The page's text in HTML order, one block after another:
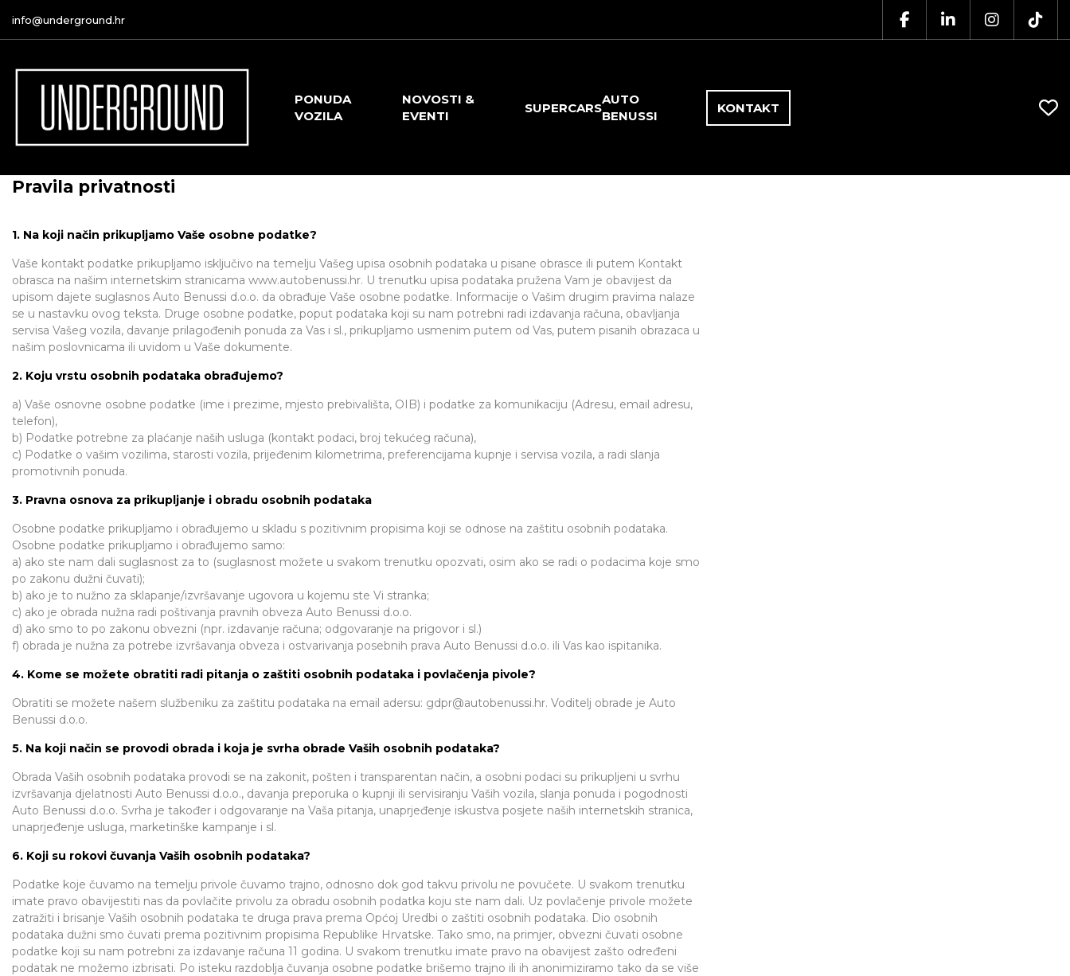
info@underground.hr
PONUDA
VOZILA
NOVOSTI &
EVENTI
SUPERCARS
AUTO
BENUSSI
KONTAKT
Pravila privatnosti
1. Na koji način prikupljamo Vaše osobne podatke?
Vaše kontakt podatke prikupljamo isključivo na temelju Vašeg upisa osobnih podataka u pisane obrasce ili putem Kontakt
obrasca na našim internetskim stranicama www.autobenussi.hr. U trenutku upisa podataka pružena Vam je obavijest da
upisom dajete suglasnos Auto Benussi d.o.o. da obrađuje Vaše osobne podatke. Informacije o Vašim drugim pravima nalaze
se u nastavku ovog teksta. Druge osobne podatke, poput podataka koji su nam potrebni radi izdavanja računa, obavljanja
servisa Vašeg vozila, davanje prilagođenih ponuda za Vas i sl., prikupljamo usmenim putem od Vas, putem pisanih obrazaca u
našim poslovnicama ili uvidom u Vaše dokumente.
2. Koju vrstu osobnih podataka obrađujemo?
a) Vaše osnovne osobne podatke (ime i prezime, mjesto prebivališta, OIB) i podatke za komunikaciju (Adresu, email adresu,
telefon),
b) Podatke potrebne za plaćanje naših usluga (kontakt podaci, broj tekućeg računa),
c) Podatke o vašim vozilima, starosti vozila, prijeđenim kilometrima, preferencijama kupnje i servisa vozila, a radi slanja
promotivnih ponuda.
3. Pravna osnova za prikupljanje i obradu osobnih podataka
Osobne podatke prikupljamo i obrađujemo u skladu s pozitivnim propisima koji se odnose na zaštitu osobnih podataka.
Osobne podatke prikupljamo i obrađujemo samo:
a) ako ste nam dali suglasnost za to (suglasnost možete u svakom trenutku opozvati, osim ako se radi o podacima koje smo
po zakonu dužni čuvati);
b) ako je to nužno za sklapanje/izvršavanje ugovora u kojemu ste Vi stranka;
c) ako je obrada nužna radi poštivanja pravnih obveza Auto Benussi d.o.o.
d) ako smo to po zakonu obvezni (npr. izdavanje računa; odgovaranje na prigovor i sl.)
f) obrada je nužna za potrebe izvršavanja obveza i ostvarivanja posebnih prava Auto Benussi d.o.o. ili Vas kao ispitanika.
4. Kome se možete obratiti radi pitanja o zaštiti osobnih podataka i povlačenja pivole?
Obratiti se možete našem službeniku za zaštitu podataka na email adersu: gdpr@autobenussi.hr. Voditelj obrade je Auto
Benussi d.o.o.
5. Na koji način se provodi obrada i koja je svrha obrade Vaših osobnih podataka?
Obrada Vaših osobnih podataka provodi se na zakonit, pošten i transparentan način, a osobni podaci su prikupljeni u svrhu
izvršavanja djelatnosti Auto Benussi d.o.o., davanja preporuka o kupnji ili servisiranju Vaših vozila, slanja ponuda i pogodnosti
Auto Benussi d.o.o. Svrha je također i odgovaranje na Vaša pitanja, unaprjeđenje iskustva posjete naših internetskih stranica,
unaprjeđenje usluga, marketinške kampanje i sl.
6. Koji su rokovi čuvanja Vaših osobnih podataka?
Podatke koje čuvamo na temelju privole čuvamo trajno, odnosno dok god takvu privolu ne povučete. U svakom trenutku
imate pravo obavijestiti nas da povlačite privolu za obradu osobnih podatka koju ste nam dali. Uz povlačenje privole možete
zatražiti i brisanje Vaših osobnih podataka te druga prava prema Općoj Uredbi o zaštiti osobnih podataka. Dio osobnih
podataka dužni smo čuvati prema pozitivnim propisima Republike Hrvatske. Tako smo, na primjer, obvezni čuvati osobne
podatke koji su nam potrebni za izdavanje računa 11 godina. U svakom trenutku imate pravo na obavijest zašto određeni
podatak ne možemo izbrisati. Po isteku razdoblja čuvanja osobne podatke brišemo trajno ili ih anonimiziramo tako da se više